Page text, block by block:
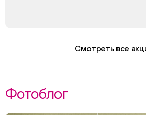
Смотреть все
Фотоблог